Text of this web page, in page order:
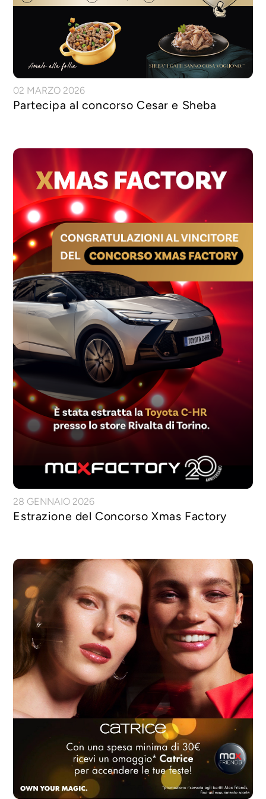
02 MARZO 2026
Partecipa al concorso Cesar e Sheba
28 GENNAIO 2026
Estrazione del Concorso Xmas Factory